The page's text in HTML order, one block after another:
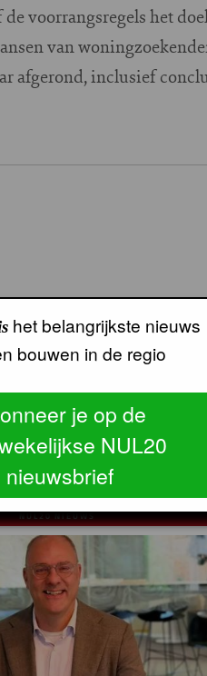
voorrangsregels het
van
afgerond, inclusief
de Key
NUL20 NIEUWS
het belangrijkste nieuws
bouwen in de regio
je op de
NUL20
nieuwsbrief